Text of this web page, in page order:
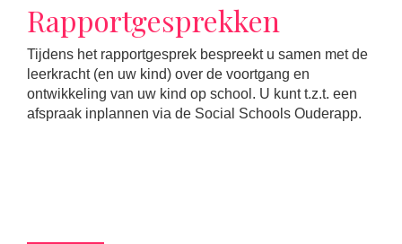
Rapportgesprekken
Tijdens het rapportgesprek bespreekt u samen met de
leerkracht (en uw kind) over de voortgang en
ontwikkeling van uw kind op school. U kunt t.z.t. een
afspraak inplannen via de Social Schools Ouderapp.